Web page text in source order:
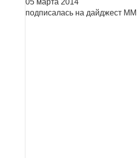
подписалась на дайджест ММ